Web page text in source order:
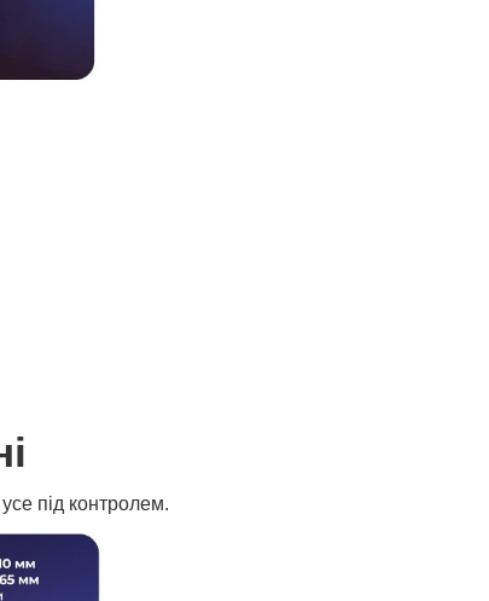
під контролем.